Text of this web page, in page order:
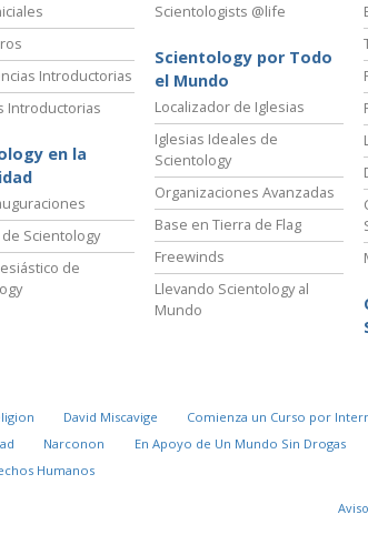
Introductorias
Introductorias
en la
Scientology
de
Scientologists @life
Scientology por Todo
el Mundo
Localizador de Iglesias
Iglesias Ideales de
Scientology
Organizaciones Avanzadas
Base en Tierra de Flag
Freewinds
Llevando Scientology al
Mundo
David Miscavige Comienza un Curso por
Narconon En Apoyo de Un Mundo Sin Drogas
Humanos